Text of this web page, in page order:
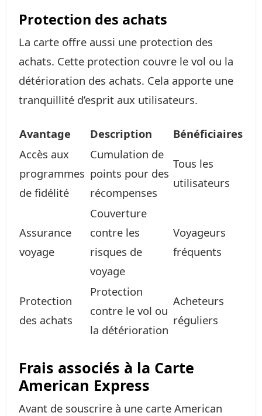
Protection des achats
La carte offre aussi une protection des
achats. Cette protection couvre le vol ou la
détérioration des achats. Cela apporte une
tranquillité d’esprit aux utilisateurs.
Avantage Description
Bénéficiaires
Accès aux
programmes
de fidélité
Cumulation de
points pour des
récompenses
Tous les
utilisateurs
Assurance
voyage
Couverture
contre les
risques de
voyage
Voyageurs
fréquents
Protection
des achats
Protection
contre le vol ou
la détérioration
Acheteurs
réguliers
Frais associés à la Carte
American Express
Avant de souscrire à une carte American